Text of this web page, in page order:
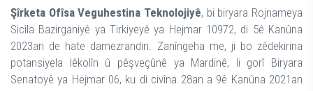
Şîrketa Ofîsa Veguhestina Teknolojiyê, bi biryara Rojnameya
Sicîla Bazirganiyê ya Tirkiyeyê ya Hejmar 10972, di 5ê Kanûna
2023an de hate damezrandin. Zanîngeha me, ji bo zêdekirina
potansiyela lêkolîn û pêşveçûnê ya Mardinê, li gorî Biryara
Senatoyê ya Hejmar 06, ku di civîna 28an a 9ê Kanûna 2021an